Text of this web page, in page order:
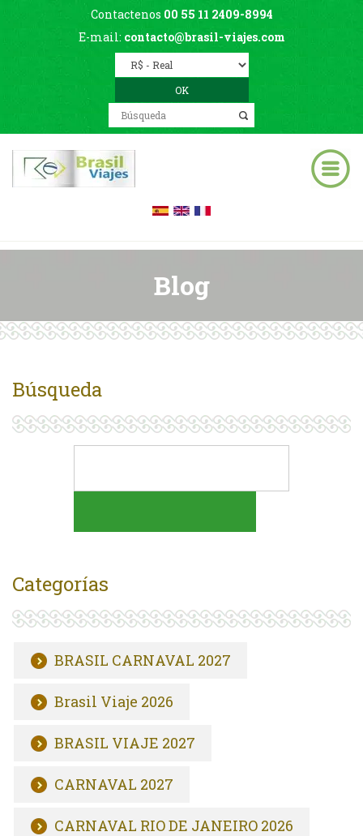
Contactenos 00 55 11 2409-8994
E-mail: contacto@brasil-viajes.com
Blog
Búsqueda
Categorías
BRASIL CARNAVAL 2027
Brasil Viaje 2026
BRASIL VIAJE 2027
CARNAVAL 2027
CARNAVAL RIO DE JANEIRO 2026